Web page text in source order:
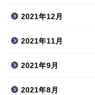
2021年12月
2021年11月
2021年9月
2021年8月